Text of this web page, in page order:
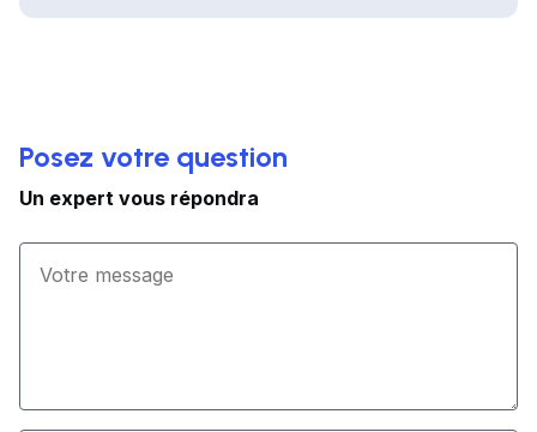
Posez votre question
Un expert vous répondra